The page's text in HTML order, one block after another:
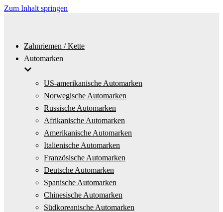
Zum Inhalt springen
Zahnriemen / Kette
Automarken
US-amerikanische Automarken
Norwegische Automarken
Russische Automarken
Afrikanische Automarken
Amerikanische Automarken
Italienische Automarken
Französische Automarken
Deutsche Automarken
Spanische Automarken
Chinesische Automarken
Südkoreanische Automarken